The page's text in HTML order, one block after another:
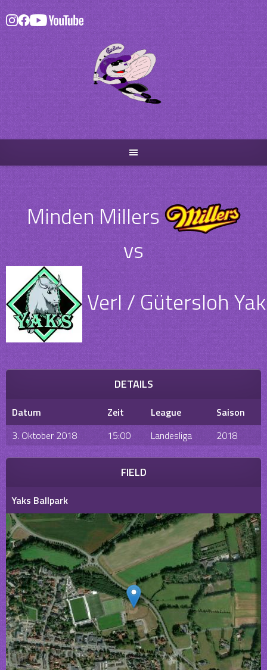
Skip
to
content
Minden Millers
vs
Verl / Gütersloh
DETAILS
Datum Zeit League
Saison
3. Oktober 2018
15:00 Landesliga 2018
FIELD
Yaks Ballpark